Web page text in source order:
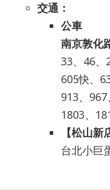
交通：
公車
南京敦化
33、46、
605快、
913、
1803、
【松山新
台北小巨